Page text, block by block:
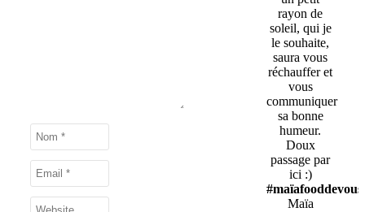
rayon de
soleil, qui je
le souhaite,
saura vous
réchauffer et
vous
communiquer
sa bonne
humeur.
Doux
passage par
ici :)
#maïafooddevous
Maïa